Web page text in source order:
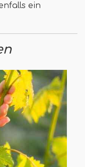
ein